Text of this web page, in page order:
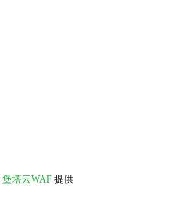
堡塔云WAF 提供